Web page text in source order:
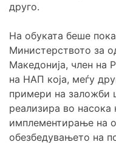
друго.
На обуката беше
Министерството за
Македонија, член на
на НАП која, меѓу
примери на заложби
реализира во насока
имплементирање на
обезбедувањето на